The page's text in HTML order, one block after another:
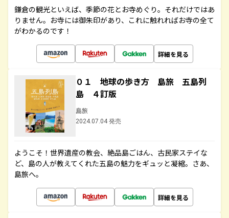
鎌倉の観光といえば、季節の花とお寺めぐり。それだけではあ
りません。お寺には御朱印があり、これに触れればお寺の全て
がわかるのです！
詳細を見る
０１ 地球の歩き方 島旅 五島列
島 ４訂版
島旅
2024.07.04 発売
ようこそ！世界遺産の教会、絶品島ごはん、古民家ステイな
ど、島の人が教えてくれた五島の魅力をギュッと凝縮。さあ、
島旅へ。
詳細を見る